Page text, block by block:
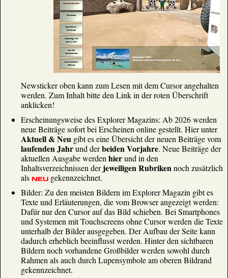
Big Brother trägt jetzt Bundesadler
Das totalitäre digitale Gefängnis nimmt Gestalt an
NEWSTICKER
Ceuta vor dem nächsten Ansturm: Afrikas
Jugend organisiert den Grenzübertritt
Der große Austausch läuft
Täglich Nachrichten aus anderer Perspektive
Der österreichische Sender AUF1 mit täglich vollem
Internet auch die Nachrichten, von denen man im
Mainstream oft nichts erfährt
NEWSTICKER
Auch in Deutschland gibt es tägliche
Nachrichten aus unabhängiger Perspektive
Das was AUF1 von Österreich aus unternimmt,
ständig zunehmendem Erfolg. Doch auch die
gerichtliche Aufhebung des Skandal-Verbots durch
die frühere "Innenministerin" lässt Fragen offen
NEWSTICKER
Weitere Alternativen zum Mainstream-Infobrei
gewünscht?
Wer Interesse daran hat, weitere Infos außerhalb
des Einheits-Meinungsbreis von GEZ-Medien und
Newsticker oben kann zum Lesen mit dem Cursor angehalten
werden. Zum Inhalt bitte den Link in der roten Überschrift
anklicken!
Erscheinungsweise des Explorer Magazins: Ab 2026 werden
neue Beiträge sofort bei Erscheinen online gestellt. Hier unter
Aktuell & Neu gibt es eine Übersicht der neuen Beiträge vom
laufenden Jahrund derbeiden Vorjahre. Neue Beiträge der
aktuellen Ausgabe werden hierund in den
Inhaltsverzeichnissen derjeweiligen Rubriken noch zusätzlich
als
gekennzeichnet.
Bilder: Zu den meisten Bildern im Explorer Magazin gibt es
Texte und Erläuterungen, die vom Browser angezeigt werden:
Dafür nur den Cursor auf das Bild schieben. Bei Smartphones
und Systemen mit Touchscreens ohne Cursor werden die Texte
unterhalb der Bilder ausgegeben. Der Aufbau der Seite kann
dadurch erheblich beeinflusst werden. Hinter den sichtbaren
Bildern noch vorhandene Großbilder werden sowohl durch
Rahmen als auch durch Lupensymbole am oberen Bildrand
gekennzeichnet.